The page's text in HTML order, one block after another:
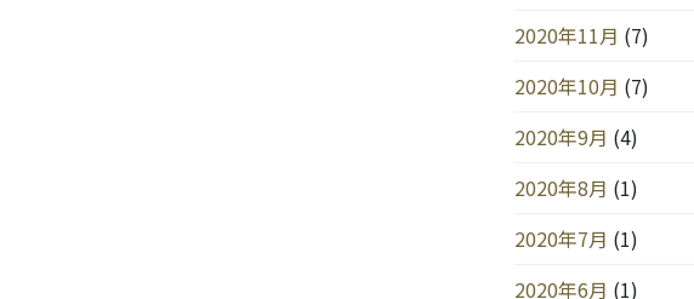
2020年11月 (7)
2020年10月 (7)
2020年9月 (4)
2020年8月 (1)
2020年7月 (1)
2020年6月 (1)